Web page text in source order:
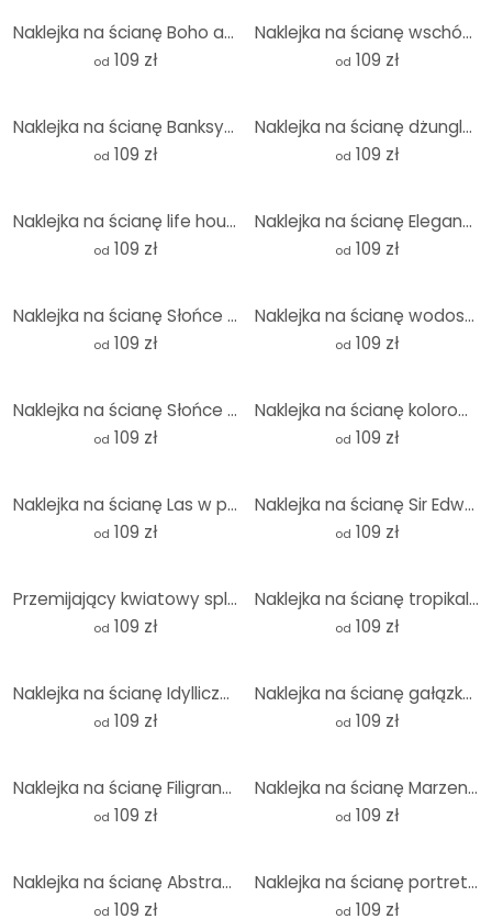
Naklejka na ścianę Boho akwarelowe kształty w odcieniach brązu - Costa - Okrągła
od 109 zł
Naklejka na ścianę wschód słońca nad górami w Południowym Tyrolu - Okrągłe
od 109 zł
Naklejka na ścianę Banksy - Kolorowy deszcz - okrągła
od 109 zł
Naklejka na ścianę dżungla z papugami zielona - Bloomery Decor - Okrągła
od 109 zł
Naklejka na ścianę life house on the beach - Rivers - Round
od 109 zł
Naklejka na ścianę Elegancja oceanu - Złote strumienie - Alpenglow Workshop - Okrągła
od 109 zł
Naklejka na ścianę Słońce w kolorze moreli - Cubistika - Okrągła
od 109 zł
Naklejka na ścianę wodospad w lesie - okrągła - zdjęcie
od 109 zł
Naklejka na ścianę Słońce w brzozowym lesie - Kado - Okrągła
od 109 zł
Naklejka na ścianę kolorowe liście palmy - Jaszke - Okrągła
od 109 zł
Naklejka na ścianę Las w porannej mgle - Maier - Okrągła
od 109 zł
Naklejka na ścianę Sir Edward - Kwiecisty wiosenny spacer - Okrągły
od 109 zł
Przemijający kwiatowy splendor - Treechild - Round
od 109 zł
Naklejka na ścianę tropikalna botanika - UN Designs - Okrągła
od 109 zł
Naklejka na ścianę Idylliczne pola we mgle - Piwnica - Okrągła
od 109 zł
Naklejka na ścianę gałązka kwiatowa na złotym tle - Paksoylu - Okrągła
od 109 zł
Naklejka na ścianę Filigranowe liście Beżowy - Treechild - Okrągły
od 109 zł
Naklejka na ścianę Marzenie mniszka lekarskiego na wiosnę - Paksoylu - Okrągła
od 109 zł
Naklejka na ścianę Abstrakcyjne linie i koła w harmonii - Costa - Round
od 109 zł
Naklejka na ścianę portret - Wspomnienia tracą rundę - Hülya
od 109 zł